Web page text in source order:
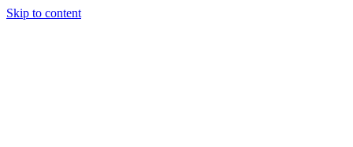
Skip to content